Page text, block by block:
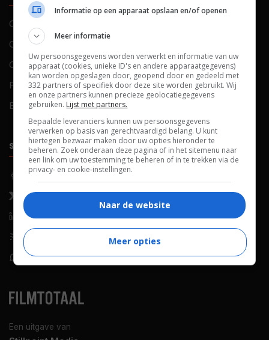
Een uitgave van
Contact
Over ons
Colofon
FAQ
Blog
Cookies
Cookievoorkeuren
SOCIALS
Facebook
X (Twitter)
LinkedIn
RSS-feed
WhatsApp
ONTDEKKEN
Nieuws
Netflix
Films op tv
Bioscoop
Informatie op een apparaat opslaan en/of openen
Meer informatie
Uw persoonsgegevens worden verwerkt en informatie van uw
apparaat (cookies, unieke ID's en andere apparaatgegevens)
kan worden opgeslagen door, geopend door en gedeeld met
332 partners of specifiek door deze site worden gebruikt. Wij
en onze partners kunnen precieze geolocatiegegevens
gebruiken. Lijst met partners.
Bepaalde leveranciers kunnen uw persoonsgegevens
verwerken op basis van gerechtvaardigd belang. U kunt
hiertegen bezwaar maken door uw opties hieronder te
beheren. Zoek onderaan deze pagina of in het sitemenu naar
een link om uw toestemming te beheren of in te trekken via de
privacy- en cookie-instellingen.
Naar de website
Meer opties